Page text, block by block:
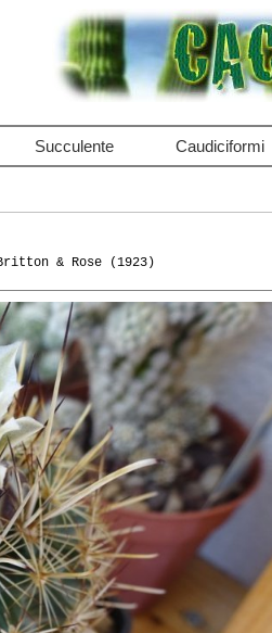
Succulente Caudiciformi
& Rose (1923)